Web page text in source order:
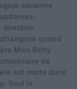
aérienne
direction
quand
Miss Betty
de
est morte dans
Seul le